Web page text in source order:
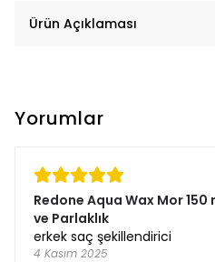
Ürün Açıklaması
Yorumlar
Redone Aqua Wax Mor
ve Parlaklık
erkek saç şekillendirici
4 Kasım 2025